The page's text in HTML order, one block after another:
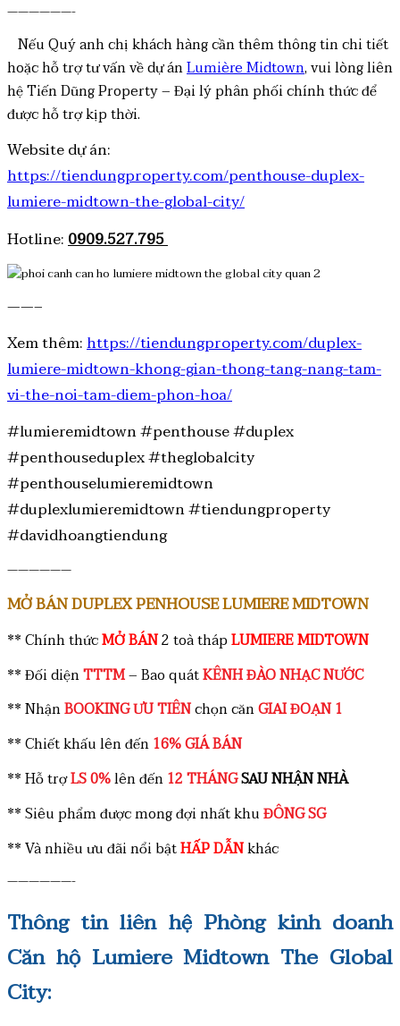
——————-
Nếu Quý anh chị khách hàng cần thêm thông tin chi tiết
hoặc hỗ trợ tư vấn về dự ánLumière Midtown, vui lòng liên
hệ Tiến Dũng Property – Đại lý phân phối chính thức để
được hỗ trợ kịp thời.
Website dự án:
https://tiendungproperty.com/penthouse-duplex-
lumiere-midtown-the-global-city/
Hotline:0909.527.795
——–
Xem thêm:https://tiendungproperty.com/duplex-
lumiere-midtown-khong-gian-thong-tang-nang-tam-
vi-the-noi-tam-diem-phon-hoa/
#lumieremidtown #penthouse #duplex
#penthouseduplex #theglobalcity
#penthouselumieremidtown
#duplexlumieremidtown #tiendungproperty
#davidhoangtiendung
——————
MỞ BÁN DUPLEX PENHOUSE LUMIERE MIDTOWN
** Chính thứcMỞ BÁN2 toà thápLUMIERE MIDTOWN
** Đối diệnTTTM– Bao quátKÊNH ĐÀO NHẠC NƯỚC
** NhậnBOOKING ƯU TIÊNchọn cănGIAI ĐOẠN 1
** Chiết khấu lên đến16% GIÁ BÁN
** Hỗ trợLS 0%lên đến12 THÁNGSAU NHẬN NHÀ
**Siêu phẩm được mong đợi nhất khuĐÔNG SG
** Và nhiều ưu đãi nổi bậtHẤP DẪNkhác
——————-
Thông tin liên hệ Phòng kinh doanh
Căn hộ Lumiere Midtown The Global
City: